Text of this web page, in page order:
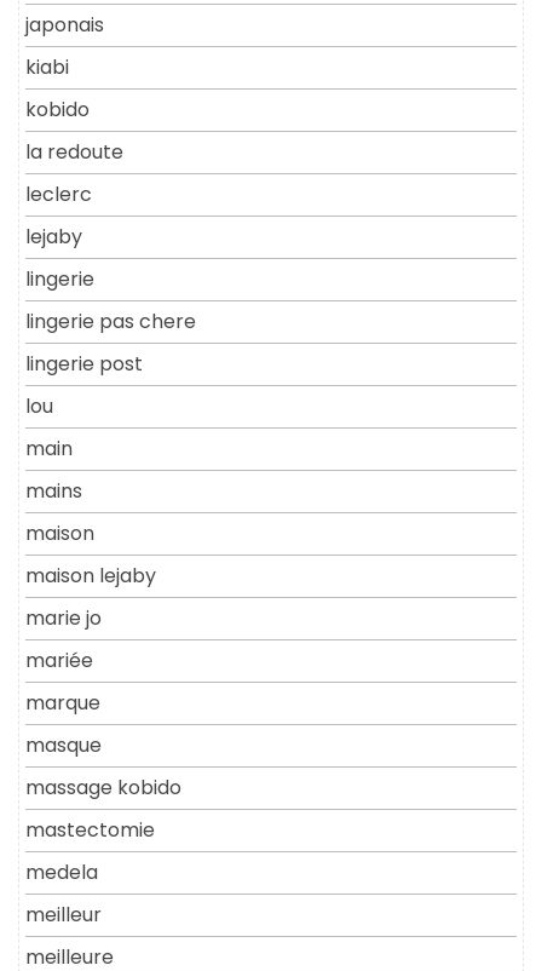
japonais
kiabi
kobido
la redoute
leclerc
lejaby
lingerie
lingerie pas chere
lingerie post
lou
main
mains
maison
maison lejaby
marie jo
mariée
marque
masque
massage kobido
mastectomie
medela
meilleur
meilleure